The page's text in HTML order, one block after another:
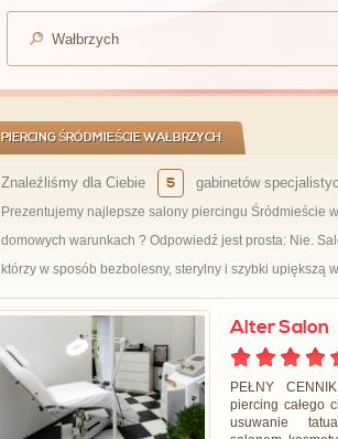
PIERCING ŚRÓDMIEŚCIE WAŁBRZYCH
Znaleźliśmy dla Ciebie 5 gabinetów
Prezentujemy najlepsze salony piercingu Śródmieście
domowych warunkach ? Odpowiedź jest prosta: Nie.
którzy w sposób bezbolesny, sterylny i szybki upiększą
Alter Salon
PEŁNY
piercing całego
usuwanie